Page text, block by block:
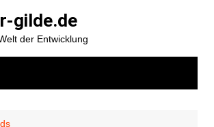
gilde.de
der Entwicklung